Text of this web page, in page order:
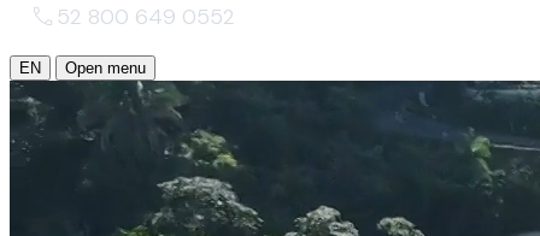
52 800 649 0552
EN Open menu